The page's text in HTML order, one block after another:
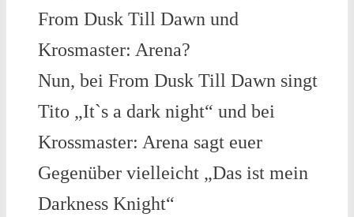
From Dusk Till Dawn und
Krosmaster: Arena?
Nun, bei From Dusk Till Dawn singt
Tito „It`s a dark night“ und bei
Krossmaster: Arena sagt euer
Gegenüber vielleicht „Das ist mein
Darkness Knight“